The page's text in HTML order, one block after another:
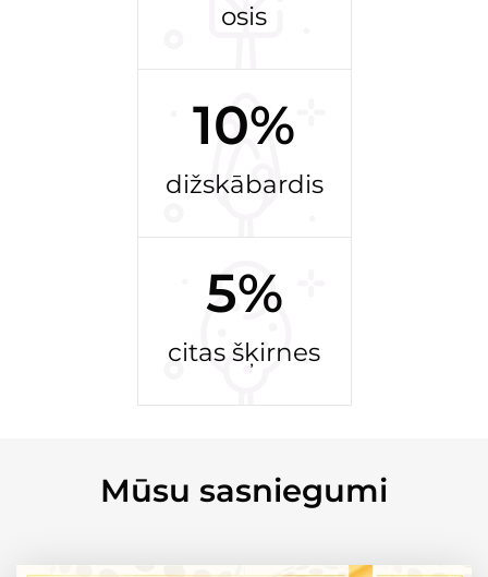
osis
10%
dižskābardis
5%
citas šķirnes
Mūsu sasniegumi